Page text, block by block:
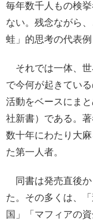
毎年数千人もの検
ない。残念ながら
蛙」的思考の代表例
それでは一体、
で今何が起きてい
活動をベースにま
社新書）である。
数十年にわたり大
た第一人者。
同書は発売直後
た。その多くは、
国」「マフィアの